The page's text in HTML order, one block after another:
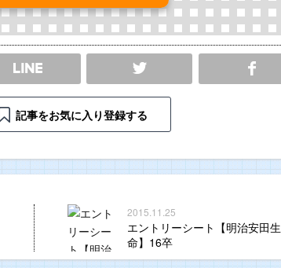
SHARE
記事をお気に入り登録する
2015.11.25
エントリーシート【明治安田生
命】16卒